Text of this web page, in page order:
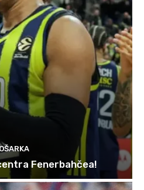
Fenerbahčea!